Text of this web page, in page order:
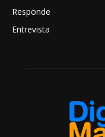
Responde
Entrevista